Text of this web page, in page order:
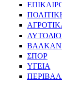
ΣΠΟΡ
ΥΓΕΙΑ